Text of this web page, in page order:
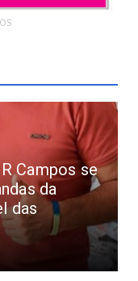
Campos se
da
das